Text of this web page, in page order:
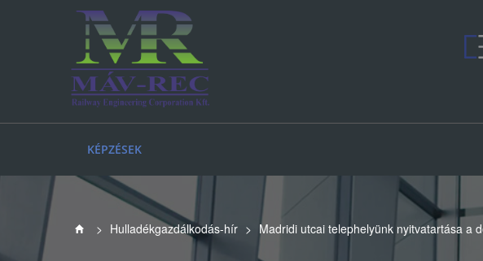
KÉPZÉSEK
> Hulladékgazdálkodás-hír > Madridi utcai telephelyünk nyitvatartása a